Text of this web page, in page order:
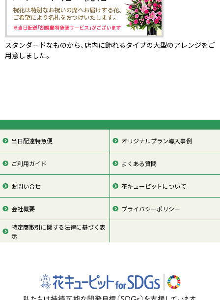
スタンダードなものから、店内に飾れるタイプの大型のアレンジをご
用意しました。
当日配達特急便 オリジナルプラン導入事例
ご利用ガイド よくある質問
お問い合せ 花キューピットについて
会社概要 プライバシーポリシー
特定商取引に関する法律に基づく表
示
ページの先頭